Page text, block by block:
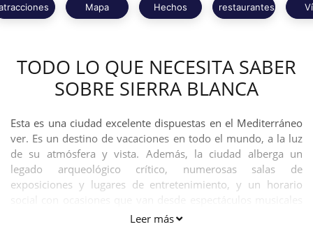
Mapa Hechos restaurantes
TODO LO QUE NECESITA SABER
SOBRE SIERRA BLANCA
Esta es una ciudad excelente dispuestas en el Mediterráneo
ver. Es un destino de vacaciones en todo el mundo, a la luz
de su atmósfera y vista. Además, la ciudad alberga un
legado arqueológico crítico, numerosas salas de
exposiciones y lugares de entretenimiento, y un horario
a exposiciones de teatro musical.
Leer más